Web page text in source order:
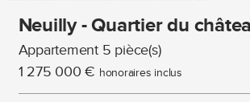
Neuilly - Quartier du
Appartement 5 pièce(s)
1 275 000 € honoraires inclus